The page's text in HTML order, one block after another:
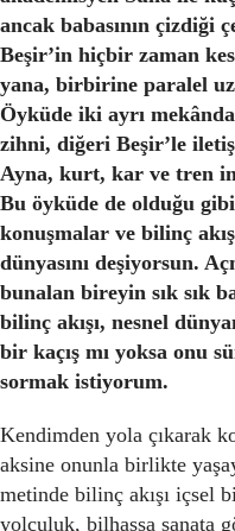
ancak babasının çizdiği
Beşir’in hiçbir zaman
yana, birbirine paralel
Öyküde iki ayrı
zihni, diğeri Beşir’le
Ayna, kurt, kar ve tren
Bu öyküde de olduğu
konuşmalar ve bilinç
dünyasını deşiyorsun.
bunalan bireyin sık sık
bilinç akışı, nesnel
bir kaçış mı yoksa onu
sormak istiyorum.
Kendimden yola çıkarak
aksine onunla birlikte
metinde bilinç akışı içsel
yolculuk, bilhassa sanata